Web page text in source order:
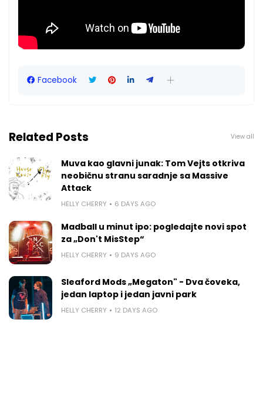
Facebook
Related Posts View all
Muva kao glavni junak: Tom Vejts otkriva
neobičnu stranu saradnje sa Massive
Attack
HELLY CHERRY 6 DAYS AGO
Madball u minut ipo: pogledajte novi spot
za „Don't MisStep“
HELLY CHERRY 9 DAYS AGO
Sleaford Mods „Megaton" - Dva čoveka,
jedan laptop i jedan javni park
HELLY CHERRY 12 DAYS AGO